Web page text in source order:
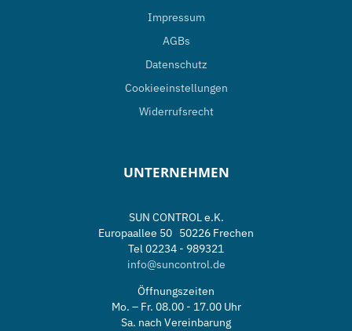
Impressum
AGBs
Datenschutz
Cookieeinstellungen
Widerrufsrecht
UNTERNEHMEN
SUN CONTROL e.K.
Europaallee 50 50226 Frechen
Tel 02234 - 989321
info@suncontrol.de
Öffnungszeiten
Mo. – Fr. 08.00 - 17.00 Uhr
Sa. nach Vereinbarung